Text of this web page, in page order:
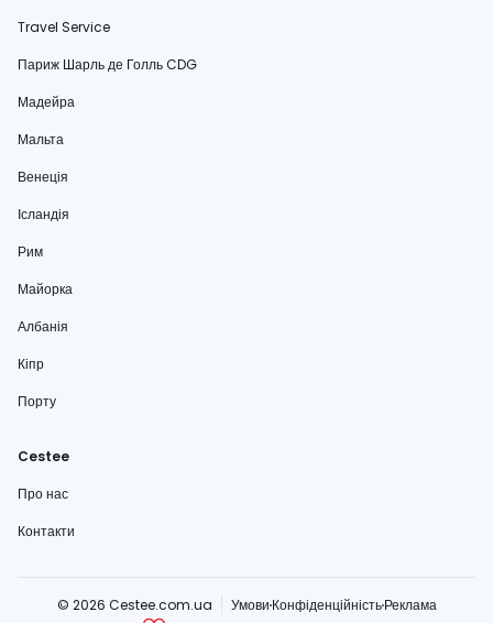
Travel Service
Париж Шарль де Голль CDG
Мадейра
Мальта
Венеція
Ісландія
Рим
Майорка
Албанія
Кіпр
Порту
Cestee
Про нас
Контакти
© 2026 Cestee.com.ua УмовиКонфіденційністьРеклама